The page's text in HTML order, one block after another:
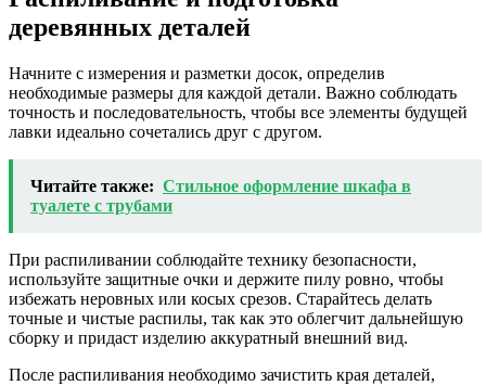
деревянных деталей
Начните с измерения и разметки досок, определив
необходимые размеры для каждой детали. Важно соблюдать
точность и последовательность, чтобы все элементы будущей
лавки идеально сочетались друг с другом.
Читайте также: Стильное оформление шкафа в
туалете с трубами
При распиливании соблюдайте технику безопасности,
используйте защитные очки и держите пилу ровно, чтобы
избежать неровных или косых срезов. Старайтесь делать
точные и чистые распилы, так как это облегчит дальнейшую
сборку и придаст изделию аккуратный внешний вид.
После распиливания необходимо зачистить края деталей,